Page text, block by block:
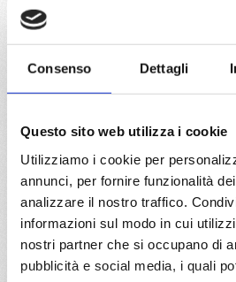
Consenso Dettagli
Questo sito web utilizza i cookie
Utilizziamo i cookie per
annunci, per fornire funzionalità
analizzare il nostro traffico.
informazioni sul modo in cui
nostri partner che si occupano di
pubblicità e social media, i quali
28/04/2027
€ 360
€ 360
DETTAGLI
daMessina